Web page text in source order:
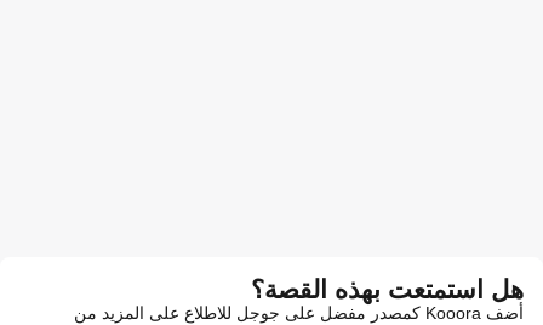
هل استمتعت بهذه القصة؟
أضف Kooora كمصدر مفضل على جوجل للاطلاع على المزيد من